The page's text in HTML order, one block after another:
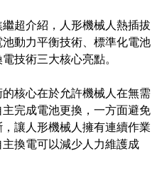
超介紹，人形機械人熱插拔
動力平衡技術、標準化電池
技術三大核心亮點。
核心在於允許機械人在無需
完成電池更換，一方面避免
讓人形機械人擁有連續作業
換電可以減少人力維護成